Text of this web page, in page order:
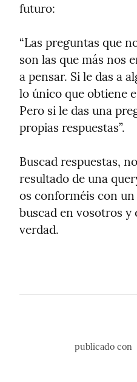
futuro:
“Las preguntas que
son las que más nos
a pensar. Si le das a
lo único que obtiene
Pero si le das una
propias respuestas”.
Buscad respuestas,
resultado de una
os conforméis con
buscad en vosotros
verdad.
publicado con